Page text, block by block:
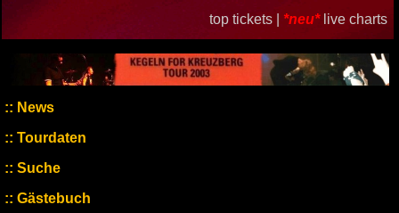
top tickets | *neu* live charts
News
Tourdaten
Suche
Gästebuch